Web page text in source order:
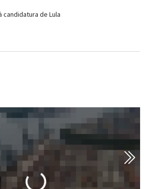
candidatura de Lula